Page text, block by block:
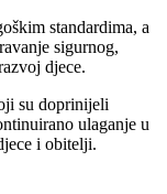
standardima, a
sigurnog,
djece.
su doprinijeli
ulaganje u
i obitelji.